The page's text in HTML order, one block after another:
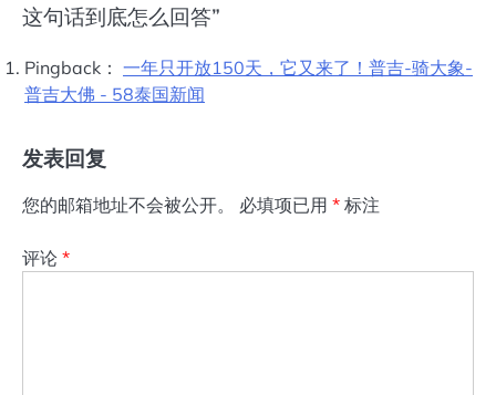
这句话到底怎么回答”
Pingback： 一年只开放150天，它又来了！普吉-骑大象-
普吉大佛 - 58泰国新闻
发表回复
您的邮箱地址不会被公开。 必填项已用 * 标注
评论 *